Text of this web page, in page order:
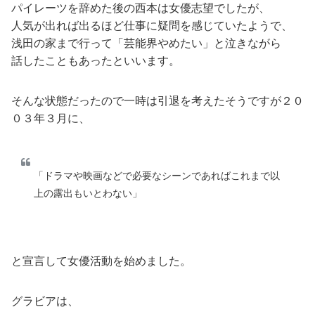
パイレーツを辞めた後の西本は女優志望でしたが、
人気が出れば出るほど仕事に疑問を感じていたようで、
浅田の家まで行って「芸能界やめたい」と泣きながら
話したこともあったといいます。
そんな状態だったので一時は引退を考えたそうですが２０
０３年３月に、
「ドラマや映画などで必要なシーンであればこれまで以
上の露出もいとわない」
と宣言して女優活動を始めました。
グラビアは、